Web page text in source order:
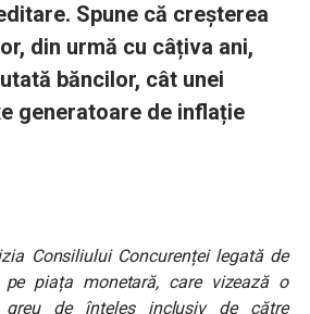
Spune că creșterea
din urmă cu câțiva ani,
băncilor, cât unei
generatoare de inflație
Consiliului Concurenței legată de
pe piața monetară, care vizează o
greu de înțeles inclusiv de către